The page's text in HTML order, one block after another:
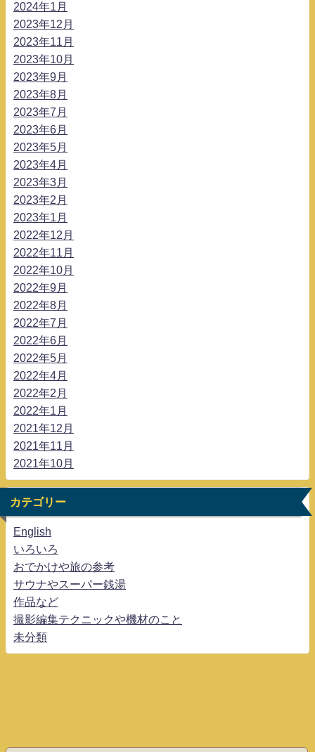
2024年1月
2023年12月
2023年11月
2023年10月
2023年9月
2023年8月
2023年7月
2023年6月
2023年5月
2023年4月
2023年3月
2023年2月
2023年1月
2022年12月
2022年11月
2022年10月
2022年9月
2022年8月
2022年7月
2022年6月
2022年5月
2022年4月
2022年2月
2022年1月
2021年12月
2021年11月
2021年10月
カテゴリー
English
いろいろ
おでかけや旅の参考
サウナやスーパー銭湯
作品など
撮影編集テクニックや機材のこと
未分類